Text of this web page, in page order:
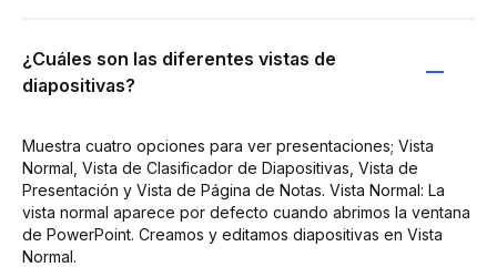
¿Cuáles son las diferentes vistas de
diapositivas?
Muestra cuatro opciones para ver presentaciones; Vista
Normal, Vista de Clasificador de Diapositivas, Vista de
Presentación y Vista de Página de Notas. Vista Normal: La
vista normal aparece por defecto cuando abrimos la ventana
de PowerPoint. Creamos y editamos diapositivas en Vista
Normal.